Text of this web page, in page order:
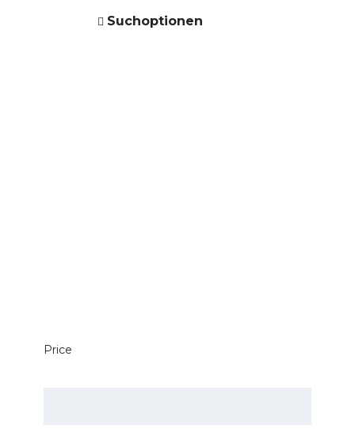
Suchoptionen
Price